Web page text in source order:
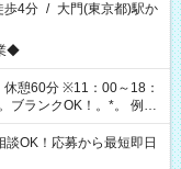
歩4分 / 大門(東京都)駅か
◆
憩60分 ※11：00～18：
ンター/受付/販売/カフェ
/化粧品販売/など 様々な
OK！応募から最短即日